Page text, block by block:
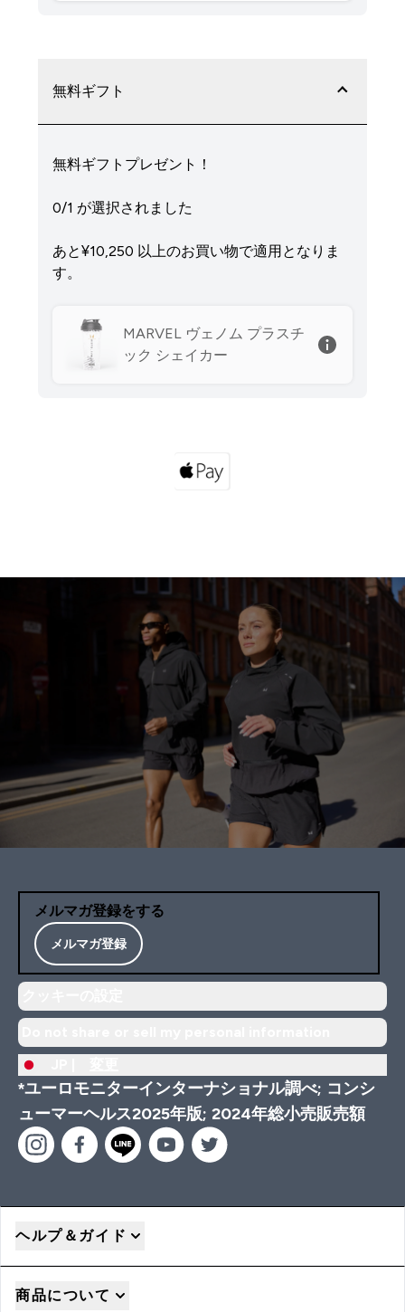
無料ギフト
無料ギフトプレゼント！
0/1 が選択されました
あと¥10,250‎ 以上のお買い物で適用となりま
す。
MARVEL ヴェノム プラスチ
ック シェイカー
メルマガ登録をする
メルマガ登録
*ユーロモニターインターナショナル調べ; コンシ
ューマーヘルス2025年版; 2024年総小売販売額
ヘルプ＆ガイド
商品について